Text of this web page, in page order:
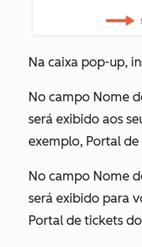
Na caixa pop-up,
No campo Nome
será exibido aos
exemplo, Portal de
No campo Nome
será exibido para
Portal de tickets